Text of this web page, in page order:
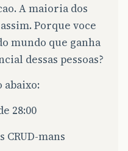
A maioria dos
Porque voce
mundo que ganha
dessas pessoas?
abaixo:
28:00
CRUD-mans